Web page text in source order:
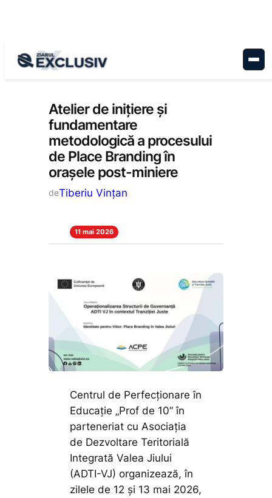
Stiri la zi
Atelier de inițiere și
fundamentare
metodologică a procesului
de Place Branding în
orașele post-miniere
deTiberiu Vințan
11 mai 2026
Centrul de Perfecționare în
Educație „Prof de 10” în
parteneriat cu Asociația
de Dezvoltare Teritorială
Integrată Valea Jiului
(ADTI-VJ) organizează, în
zilele de 12 și 13 mai 2026,